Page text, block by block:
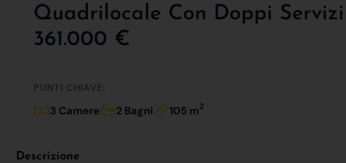
Quadrilocale Con Doppi
361.000 €
PUNTI CHIAVE:
3 Camere 2 Bagni 105 m2
Descrizione